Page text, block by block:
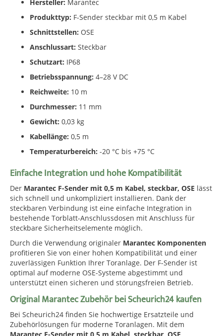
Hersteller: Marantec
Produkttyp: F-Sender steckbar mit 0,5 m Kabel
Schnittstellen: OSE
Anschlussart: Steckbar
Schutzart: IP68
Betriebsspannung: 4–28 V DC
Reichweite: 10 m
Durchmesser: 11 mm
Gewicht: 0,03 kg
Kabellänge: 0,5 m
Temperaturbereich: -20 °C bis +75 °C
Einfache Integration und hohe Kompatibilität
Der Marantec F-Sender mit 0,5 m Kabel, steckbar, OSE lässt
sich schnell und unkompliziert installieren. Dank der
steckbaren Verbindung ist eine einfache Integration in
bestehende Torblatt-Anschlussdosen mit Anschluss für
steckbare Sicherheitselemente möglich.
Durch die Verwendung originaler Marantec Komponenten
profitieren Sie von einer hohen Kompatibilität und einer
zuverlässigen Funktion Ihrer Toranlage. Der F-Sender ist
optimal auf moderne OSE-Systeme abgestimmt und
unterstützt einen sicheren und störungsfreien Betrieb.
Original Marantec Zubehör bei Scheurich24 kaufen
Bei Scheurich24 finden Sie hochwertige Ersatzteile und
Zubehörlösungen für moderne Toranlagen. Mit dem